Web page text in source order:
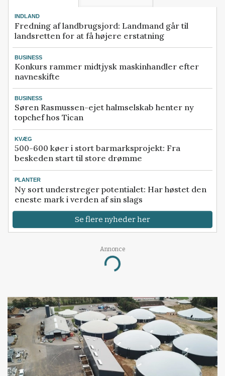
INDLAND
Fredning af landbrugsjord: Landmand går til
landsretten for at få højere erstatning
BUSINESS
Konkurs rammer midtjysk maskinhandler efter
navneskifte
BUSINESS
Søren Rasmussen-ejet halmselskab henter ny
topchef hos Tican
KVÆG
500-600 køer i stort barmarksprojekt: Fra
beskeden start til store drømme
PLANTER
Ny sort understreger potentialet: Har høstet den
eneste mark i verden af sin slags
Se flere nyheder her
Annonce
Loading...